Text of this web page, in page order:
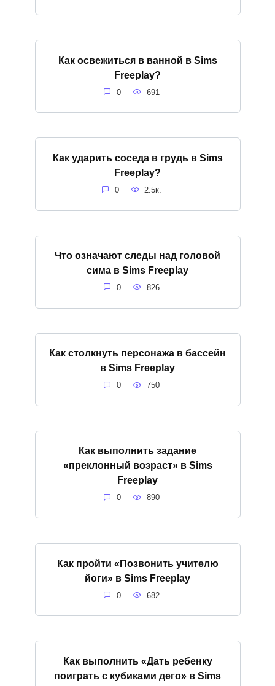
Как освежиться в ванной в Sims
Freeplay?
0 691
Как ударить соседа в грудь в Sims
Freeplay?
0 2.5к.
Что означают следы над головой
сима в Sims Freeplay
0 826
Как столкнуть персонажа в бассейн
в Sims Freeplay
0 750
Как выполнить задание
«преклонный возраст» в Sims
Freeplay
0 890
Как пройти «Позвонить учителю
йоги» в Sims Freeplay
0 682
Как выполнить «Дать ребенку
поиграть с кубиками дего» в Sims